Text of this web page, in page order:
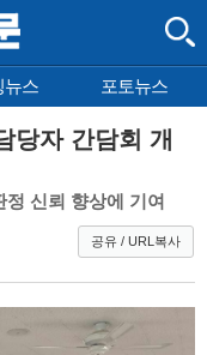
뉴스 포토뉴스
당자 간담회 개
신뢰 향상에 기여
공유 / URL복사